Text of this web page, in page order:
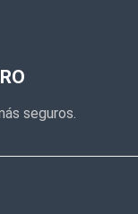
seguros.